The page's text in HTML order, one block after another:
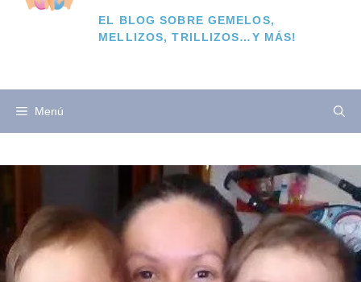
EL BLOG SOBRE GEMELOS,
MELLIZOS, TRILLIZOS…Y MÁS!
Menú